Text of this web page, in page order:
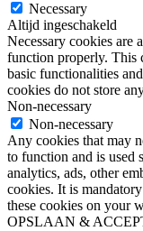
Necessary
Altijd ingeschakeld
Necessary cookies are
function properly. This
basic functionalities
cookies do not store
Non-necessary
Non-necessary
Any cookies that may
to function and is used
analytics, ads, other
cookies. It is
these cookies on your
OPSLAAN &